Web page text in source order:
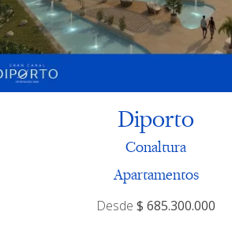
Diporto
Conaltura
Apartamentos
Desde$ 685.300.000